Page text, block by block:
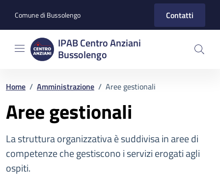
Comune di Bussolengo Contatti
IPAB Centro Anziani
Bussolengo
Home / Amministrazione / Aree gestionali
Aree gestionali
La struttura organizzativa è suddivisa in aree di
competenze che gestiscono i servizi erogati agli
ospiti.